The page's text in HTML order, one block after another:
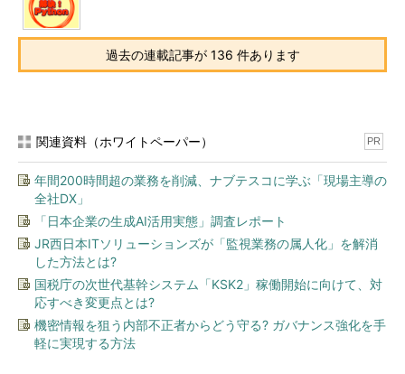
過去の連載記事が 136 件あります
関連資料（ホワイトペーパー） PR
年間200時間超の業務を削減、ナブテスコに学ぶ「現場主導の
全社DX」
「日本企業の生成AI活用実態」調査レポート
JR西日本ITソリューションズが「監視業務の属人化」を解消
した方法とは?
国税庁の次世代基幹システム「KSK2」稼働開始に向けて、対
応すべき変更点とは?
機密情報を狙う内部不正者からどう守る? ガバナンス強化を手
軽に実現する方法